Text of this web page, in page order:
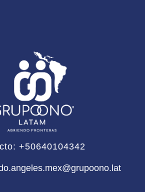
+50640104342